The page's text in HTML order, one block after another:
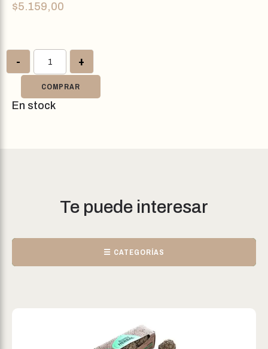
$5.159,00
- +
COMPRAR
En stock
Te puede interesar
☰ CATEGORÍAS